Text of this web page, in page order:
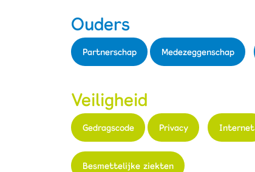
Ouders
Partnerschap Medezeggenschap
Veiligheid
Gedragscode Privacy Internet
Besmettelijke ziekten